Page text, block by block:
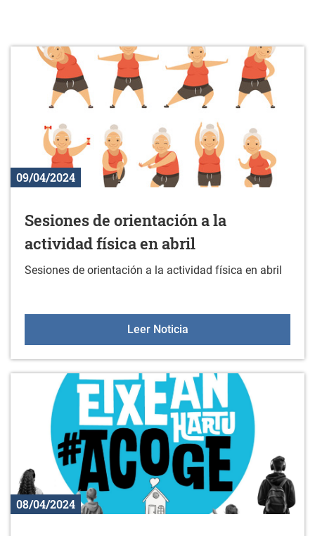
09/04/2024
Sesiones de orientación a la
actividad física en abril
Sesiones de orientación a la actividad física en abril
Leer NoticiaSesiones de orientación
08/04/2024